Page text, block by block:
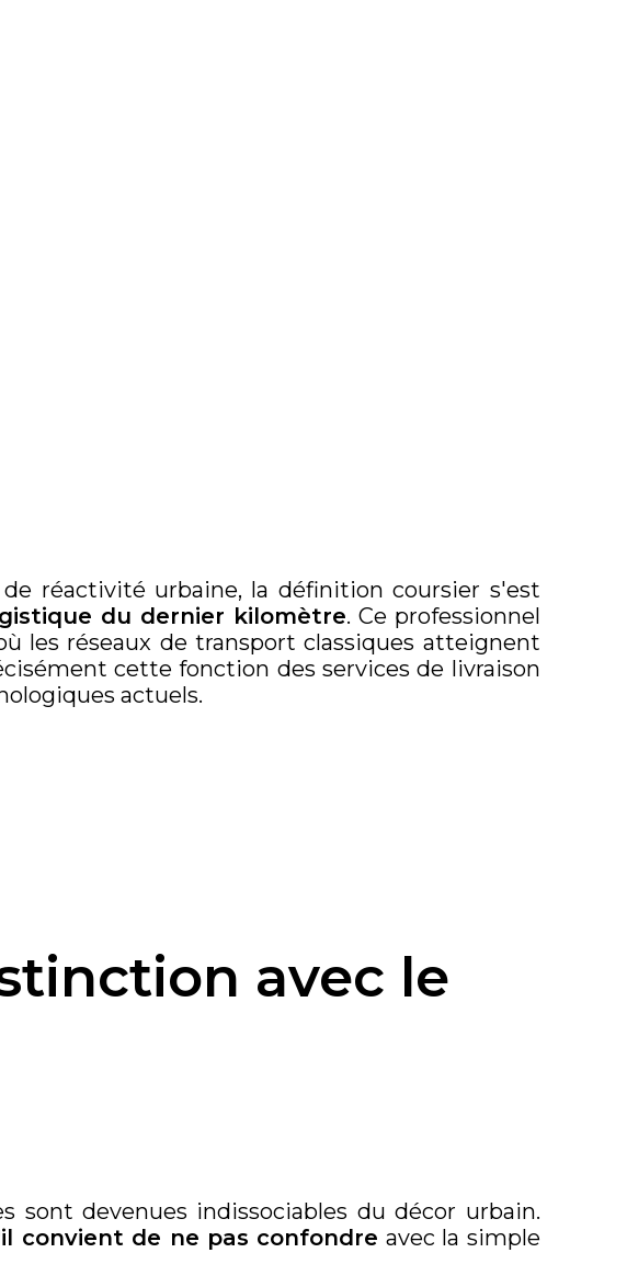
réactivité urbaine, la définition coursier s'est
du dernier kilomètre. Ce professionnel
les réseaux de transport classiques atteignent
cette fonction des services de livraison
actuels.
avec le
sont devenues indissociables du décor urbain.
convient de ne pas confondre avec la simple